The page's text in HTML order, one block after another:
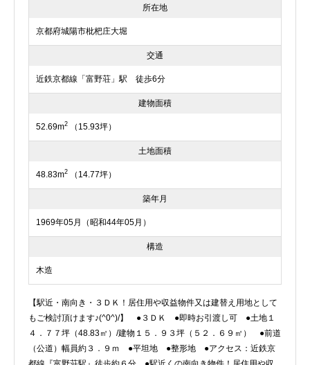
所在地
京都府城陽市枇杷庄大堀
交通
近鉄京都線「富野荘」駅 徒歩6分
建物面積
52.69m2 （15.93坪）
土地面積
48.83m2 （14.77坪）
築年月
1969年05月（昭和44年05月）
構造
木造
【駅近・南向き・３ＤＫ！居住用や収益物件又は建替え用地として
もご検討頂けます♪(^0^)/】 ●３ＤＫ ●即時お引渡し可 ●土地１
４．７７坪（48.83㎡）/建物１５．９３坪（５２．６９㎡） ●前道
（公道）幅員約３．９ｍ ●平坦地 ●整形地 ●アクセス：近鉄京